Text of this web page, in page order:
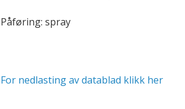
Påføring: spray
For nedlasting av datablad klikk her